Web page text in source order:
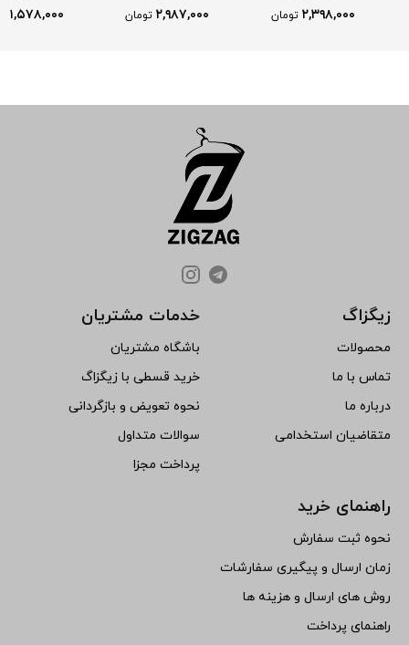
۲,۳۹۸,۰۰۰ تومان ۲,۹۸۷,۰۰۰ تومان ۱,۵۷۸,۰۰۰
زیگزاگ
محصولات
تماس با ما
درباره ما
متقاضیان استخدامی
خدمات مشتریان
باشگاه مشتریان
خرید قسطی با زیگزاگ
نحوه تعویض و بازگردانی
سوالات متداول
پرداخت مجزا
راهنمای خرید
نحوه ثبت سفارش
زمان ارسال و پیگیری سفارشات
روش های ارسال و هزینه ها
راهنمای پرداخت